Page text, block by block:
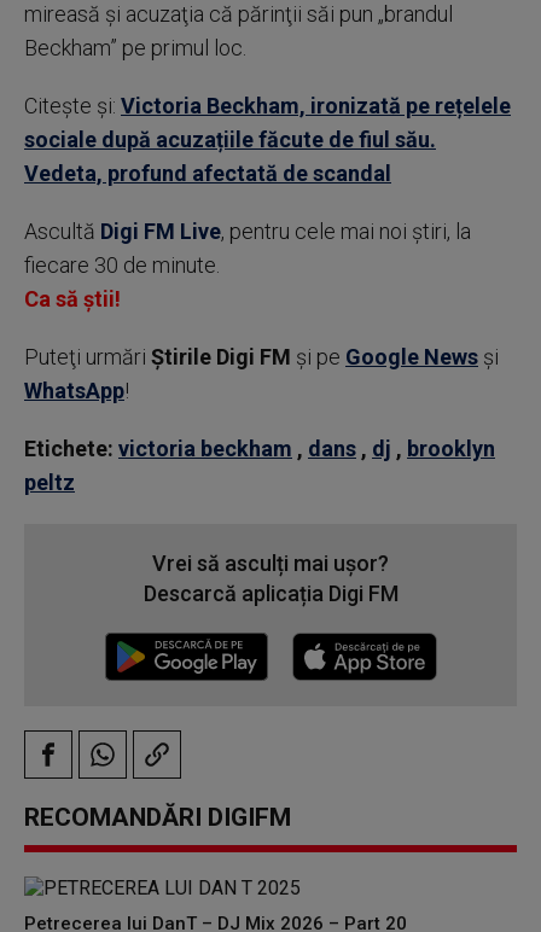
mireasă şi acuzaţia că părinţii săi pun „brandul
Beckham” pe primul loc.
Citește și: Victoria Beckham, ironizată pe rețelele
sociale după acuzațiile făcute de fiul său.
Vedeta, profund afectată de scandal
Ascultă Digi FM Live, pentru cele mai noi știri, la
fiecare 30 de minute.
Ca să știi!
Puteţi urmări Știrile Digi FM şi pe Google News şi
WhatsApp!
Etichete: victoria beckham , dans , dj , brooklyn
peltz
Vrei să asculți mai ușor?
Descarcă aplicația Digi FM
RECOMANDĂRI DIGIFM
Petrecerea lui DanT – DJ Mix 2026 – Part 20